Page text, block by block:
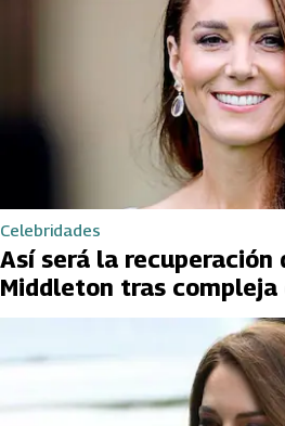
Celebridades
Así será la recuperación
Middleton tras